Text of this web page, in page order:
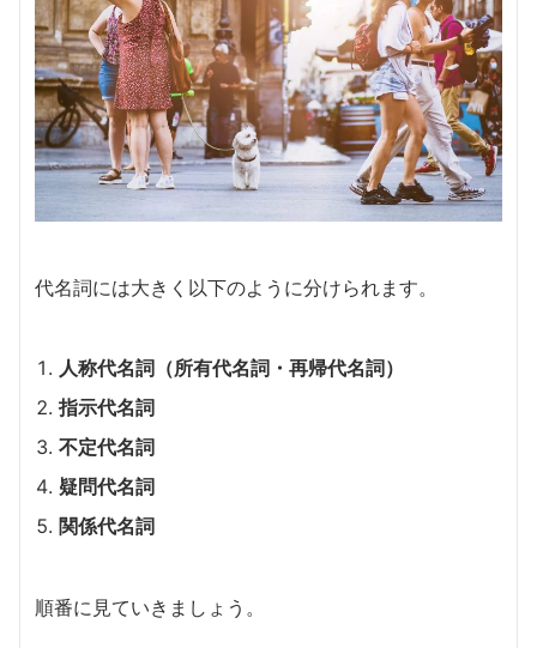
代名詞には大きく以下のように分けられます。
人称代名詞（所有代名詞・再帰代名詞）
指示代名詞
不定代名詞
疑問代名詞
関係代名詞
順番に見ていきましょう。